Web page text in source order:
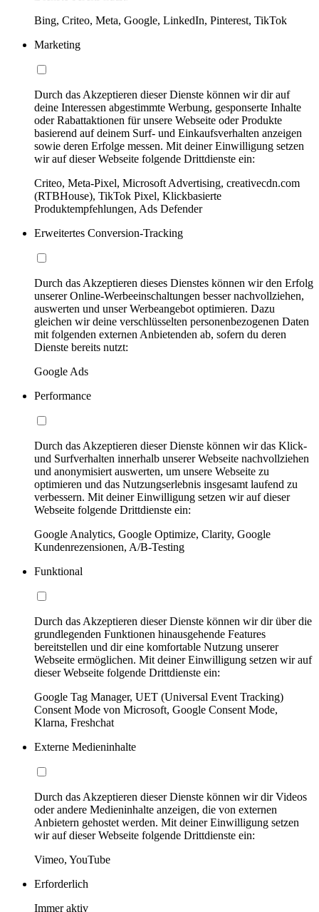
Bing, Criteo, Meta, Google, LinkedIn, Pinterest, TikTok
Marketing
Durch das Akzeptieren dieser Dienste können wir dir auf
deine Interessen abgestimmte Werbung, gesponserte Inhalte
oder Rabattaktionen für unsere Webseite oder Produkte
basierend auf deinem Surf- und Einkaufsverhalten anzeigen
sowie deren Erfolge messen. Mit deiner Einwilligung setzen
wir auf dieser Webseite folgende Drittdienste ein:
Criteo, Meta-Pixel, Microsoft Advertising, creativecdn.com
(RTBHouse), TikTok Pixel, Klickbasierte
Produktempfehlungen, Ads Defender
Erweitertes Conversion-Tracking
Durch das Akzeptieren dieses Dienstes können wir den Erfolg
unserer Online-Werbeeinschaltungen besser nachvollziehen,
auswerten und unser Werbeangebot optimieren. Dazu
gleichen wir deine verschlüsselten personenbezogenen Daten
mit folgenden externen Anbietenden ab, sofern du deren
Dienste bereits nutzt:
Google Ads
Performance
Durch das Akzeptieren dieser Dienste können wir das Klick-
und Surfverhalten innerhalb unserer Webseite nachvollziehen
und anonymisiert auswerten, um unsere Webseite zu
optimieren und das Nutzungserlebnis insgesamt laufend zu
verbessern. Mit deiner Einwilligung setzen wir auf dieser
Webseite folgende Drittdienste ein:
Google Analytics, Google Optimize, Clarity, Google
Kundenrezensionen, A/B-Testing
Funktional
Durch das Akzeptieren dieser Dienste können wir dir über die
grundlegenden Funktionen hinausgehende Features
bereitstellen und dir eine komfortable Nutzung unserer
Webseite ermöglichen. Mit deiner Einwilligung setzen wir auf
dieser Webseite folgende Drittdienste ein:
Google Tag Manager, UET (Universal Event Tracking)
Consent Mode von Microsoft, Google Consent Mode,
Klarna, Freshchat
Externe Medieninhalte
Durch das Akzeptieren dieser Dienste können wir dir Videos
oder andere Medieninhalte anzeigen, die von externen
Anbietern gehostet werden. Mit deiner Einwilligung setzen
wir auf dieser Webseite folgende Drittdienste ein:
Vimeo, YouTube
Erforderlich
Immer aktiv